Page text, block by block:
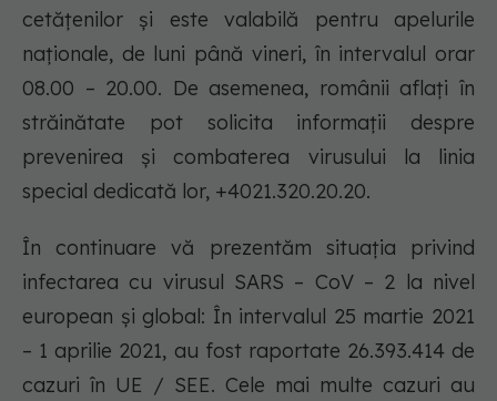
cetățenilor și este valabilă pentru apelurile
naționale, de luni până vineri, în intervalul orar
08.00 – 20.00. De asemenea, românii aflați în
străinătate pot solicita informații despre
prevenirea și combaterea virusului la linia
special dedicată lor, +4021.320.20.20.
În continuare vă prezentăm situația privind
infectarea cu virusul SARS – CoV – 2 la nivel
european și global: În intervalul 25 martie 2021
– 1 aprilie 2021, au fost raportate 26.393.414 de
cazuri în UE / SEE. Cele mai multe cazuri au